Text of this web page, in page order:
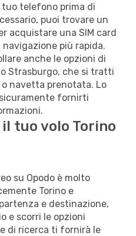
telefono prima di
puoi trovare un
acquistare una SIM card
più rapida.
anche le opzioni di
Strasburgo, che si tratti
navetta prenotata. Lo
fornirti
tuo volo Torino
su Opodo è molto
Torino e
e destinazione,
e scorri le opzioni
di ricerca ti fornirà le